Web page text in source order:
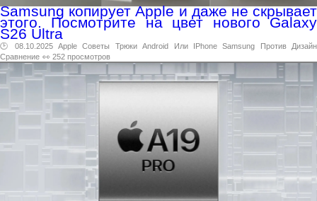
Samsung копирует Apple и даже не скрывает
этого. Посмотрите на цвет нового Galaxy
S26 Ultra
🕑 08.10.2025 Apple Советы Трюки Android Или IPhone Samsung Против
Дизайн
Сравнение 👀 252 просмотров